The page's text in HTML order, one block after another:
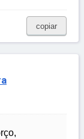
copiar